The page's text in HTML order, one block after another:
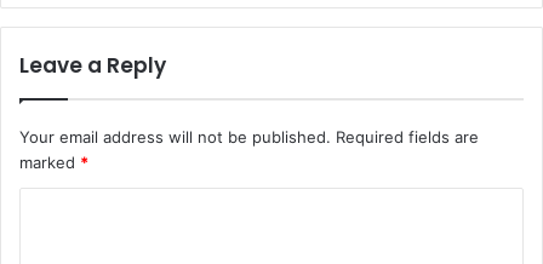
Leave a Reply
Your email address will not be published. Required fields are
marked *